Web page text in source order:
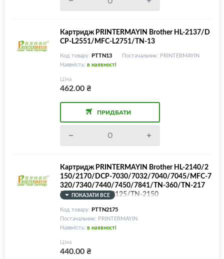
Картридж PRINTERMAYIN Brother HL-2137/D
CP-L2551/MFC-L2751/TN-13
Код товару: PTTN13
Постачальник: PRINTERMAYIN
Наявність: в наявності
Ціна
462.00₴
ПРИДБАТИ
Картридж PRINTERMAYIN Brother HL-2140/2
150/2170/DCP-7030/7032/7040/7045/MFC-7
320/7340/7440/7450/7841/TN-360/TN-217
5/TN-2120/TN-2125/TN-2150
ПОКАЗАТИ ВСЕ
Код товару: PTTN2175
Постачальник: PRINTERMAYIN
Наявність: в наявності
Ціна
440.00₴